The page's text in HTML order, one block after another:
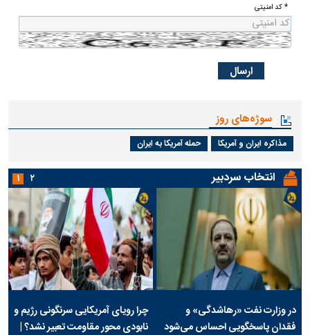
* کد امنیتی
سوژه‌های روز
مذاکره ایران و آمریکا حمله آمریکا به ایران
انتخاب سردبیر
در وزارت نفت «رهاشدگی» و
فقدان پاسخگویی احساس می‌شود
چرا رویای آمریکایی سرنگونی رژیم و
نابودی محور مقاومت تعبیر نشد؟ |
۱ ۲